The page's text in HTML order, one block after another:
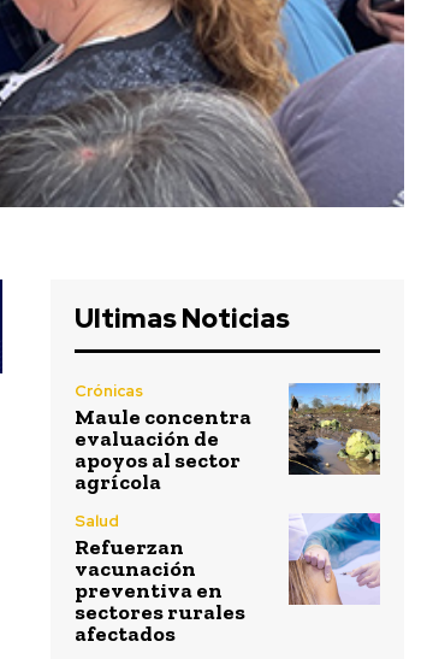
Ultimas Noticias
Crónicas
Maule concentra
evaluación de
apoyos al sector
agrícola
Salud
Refuerzan
vacunación
preventiva en
sectores rurales
afectados